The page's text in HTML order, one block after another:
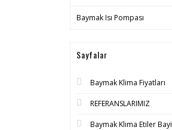
Baymak Isı Pompası
Sayfalar
Baymak Klima Fiyatları
REFERANSLARIMIZ
Baymak Klima Etiler Bayi